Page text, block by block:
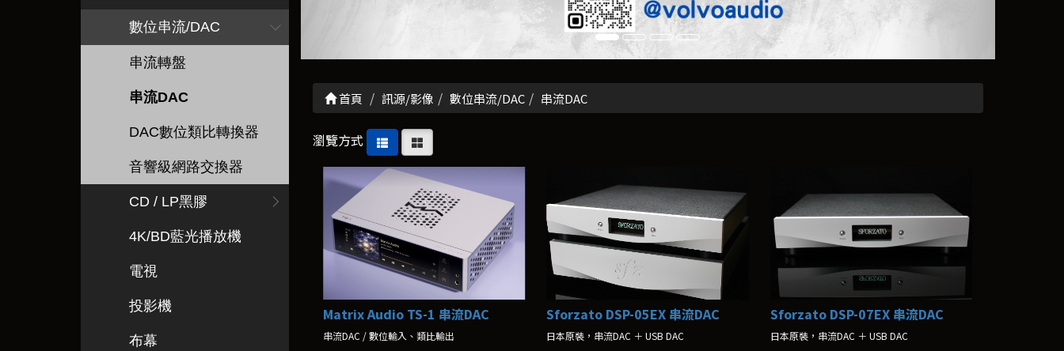
數位串流/DAC
串流轉盤
串流DAC
DAC數位類比轉換器
音響級網路交換器
CD / LP黑膠
4K/BD藍光播放機
電視
投影機
布幕
首頁 訊源/影像 數位串流/DAC 串流DAC
瀏覽方式
Matrix Audio TS-1 串流DAC
串流DAC / 數位輸入、類比輸出
Sforzato DSP-05EX 串流DAC
日本原裝，串流DAC ＋ USB DAC
Sforzato DSP-07EX 串流DAC
日本原裝，串流DAC ＋ USB DAC